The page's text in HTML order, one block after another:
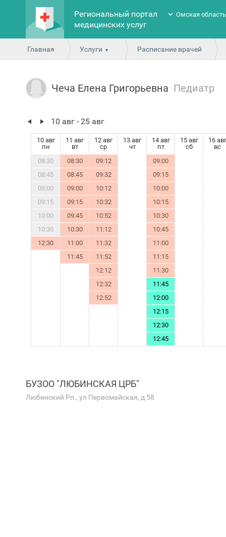
Региональный портал
медицинских услуг
Омская область
Главная Услуги Расписание врачей
Чеча Елена Григорьевна Педиатр
10 авг - 25 авг
10 авг
пн
11 авг
вт
12 авг
ср
13 авг
чт
14 авг
пт
15 авг
сб
16 авг
вс
08:30
08:30 09:12
09:00
08:45
08:45 09:32
09:15
09:00
09:00 10:12
10:00
09:15
09:15 10:32
10:15
10:00
09:45 10:52
10:30
10:30
10:30 11:12
10:45
12:30
11:00 11:32
11:00
11:45
11:52
11:15
12:12
11:30
12:32
11:45
12:52
12:00
12:15
12:30
12:45
БУЗОО "ЛЮБИНСКАЯ ЦРБ"
Любинский Рп., ул Первомайская, д 58